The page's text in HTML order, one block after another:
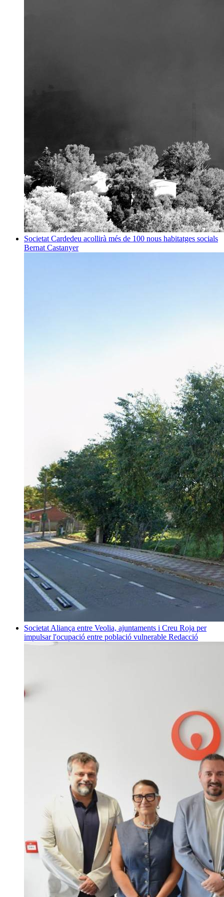
Societat Cardedeu acollirà més de 100 nous habitatges socials
Bernat Castanyer
Societat Aliança entre Veolia, ajuntaments i Creu Roja per
impulsar l'ocupació entre població vulnerable Redacció